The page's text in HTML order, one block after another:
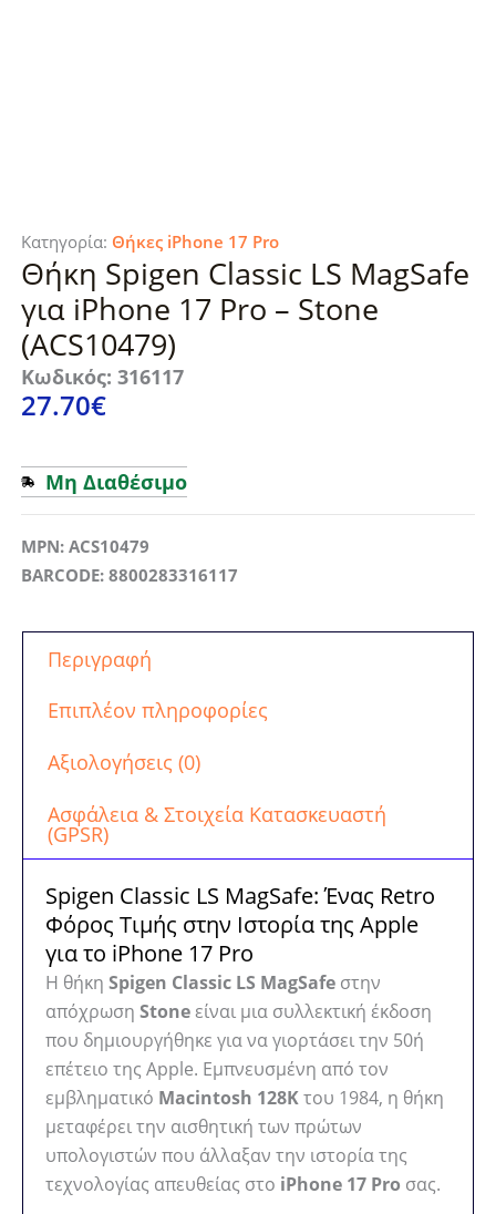
Κατηγορία: Θήκες iPhone 17 Pro
Θήκη Spigen Classic LS MagSafe
για iPhone 17 Pro – Stone
(ACS10479)
Κωδικός: 316117
27.70€
Μη Διαθέσιμο
MPN: ACS10479
BARCODE: 8800283316117
Περιγραφή
Επιπλέον πληροφορίες
Αξιολογήσεις (0)
Ασφάλεια & Στοιχεία Κατασκευαστή
(GPSR)
Spigen Classic LS MagSafe: Ένας Retro
Φόρος Τιμής στην Ιστορία της Apple
για το iPhone 17 Pro
Η θήκη Spigen Classic LS MagSafe στην
απόχρωση Stoneείναι μια συλλεκτική έκδοση
που δημιουργήθηκε για να γιορτάσει την 50ή
επέτειο της Apple. Εμπνευσμένη από τον
εμβληματικό Macintosh 128Kτου 1984, η θήκη
μεταφέρει την αισθητική των πρώτων
υπολογιστών που άλλαξαν την ιστορία της
τεχνολογίας απευθείας στο iPhone 17 Pro σας.